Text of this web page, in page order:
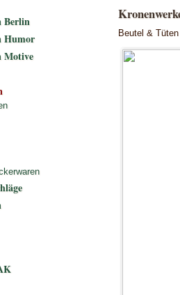
Beutel & Tüten
Berlin
Humor
Motive